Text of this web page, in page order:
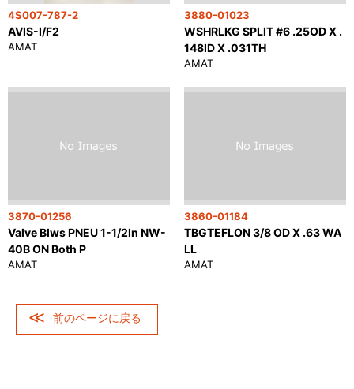
AVIS-I/F2
4S007-787-2
AMAT
WSHRLKG SPLIT #6 .25OD X .
148ID X .031TH
3880-01023
AMAT
Valve Blws PNEU 1-1/2In NW-
40B ON Both P
3870-01256
AMAT
TBGTEFLON 3/8 OD X .63 WA
LL
3860-01184
AMAT
前のページに戻る